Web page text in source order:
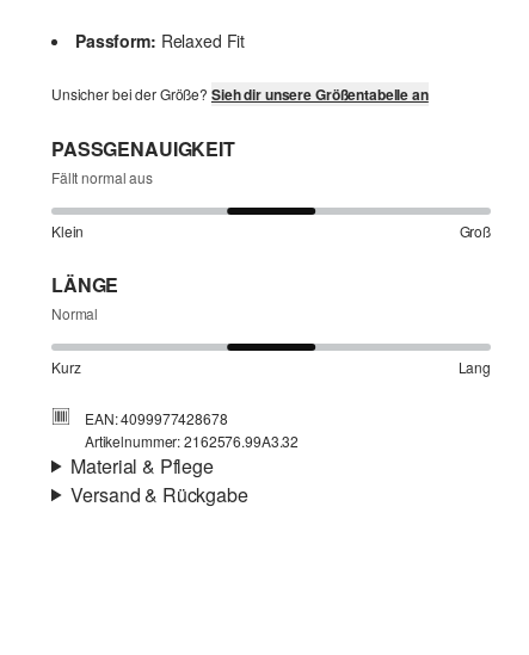
Passform: Relaxed Fit
Unsicher bei der Größe? Sieh dir unsere Größentabelle an
PASSGENAUIGKEIT
Fällt normal aus
Klein Groß
LÄNGE
Normal
Kurz Lang
EAN: 4099977428678
Artikelnummer: 2162576.99A3.32
Material & Pflege
Versand & Rückgabe